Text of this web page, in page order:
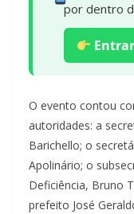
por dentro
O evento contou
autoridades: a
Barichello; o
Apolinário; o
Deficiência, Bruno
prefeito José